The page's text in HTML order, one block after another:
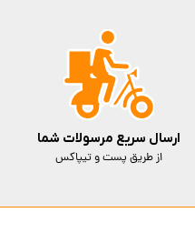
ارسال سریع مرسولات شما
از طریق پست و تیپاکس